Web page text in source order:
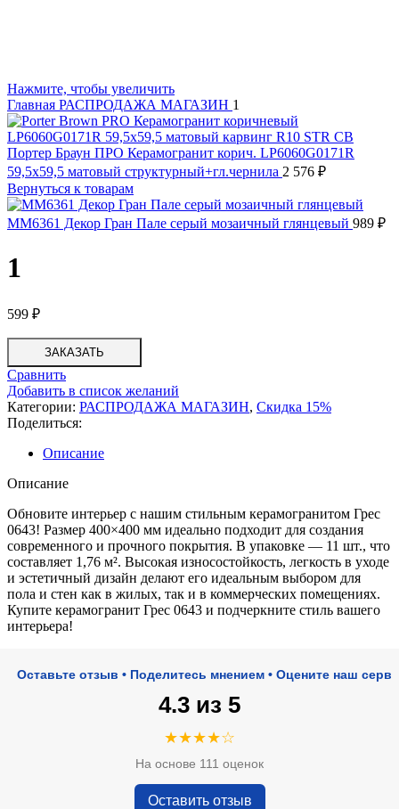
Нажмите, чтобы увеличить
Главная РАСПРОДАЖА МАГАЗИН 1
Портер Браун ПРО Керамогранит корич. LP6060G0171R
59,5х59,5 матовый структурный+гл.чернила 2 576 ₽
Вернуться к товарам
MM6361 Декор Гран Пале серый мозаичный глянцевый 989 ₽
1
599 ₽
ЗАКАЗАТЬ
Сравнить
Добавить в список желаний
Категории: РАСПРОДАЖА МАГАЗИН, Скидка 15%
Поделиться:
Описание
Описание
Обновите интерьер с нашим стильным керамогранитом Грес
0643! Размер 400×400 мм идеально подходит для создания
современного и прочного покрытия. В упаковке — 11 шт., что
составляет 1,76 м². Высокая износостойкость, легкость в уходе
и эстетичный дизайн делают его идеальным выбором для
пола и стен как в жилых, так и в коммерческих помещениях.
Купите керамогранит Грес 0643 и подчеркните стиль вашего
интерьера!
отзыв • Поделитесь мнением • Оцените наш сервис
4.3 из 5
★★★★☆
На основе 111 оценок
Оставить отзыв